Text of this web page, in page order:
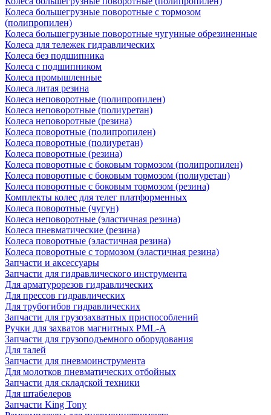
Колеса большегрузные поворотные с тормозом
(полипропилен)
Колеса большегрузные поворотные чугунные обрезиненные
Колеса для тележек гидравлических
Колеса без подшипника
Колеса с подшипником
Колеса промышленные
Колеса литая резина
Колеса неповоротные (полипропилен)
Колеса неповоротные (полиуретан)
Колеса неповоротные (резина)
Колеса поворотные (полипропилен)
Колеса поворотные (полиуретан)
Колеса поворотные (резина)
Колеса поворотные c боковым тормозом (полипропилен)
Колеса поворотные c боковым тормозом (полиуретан)
Колеса поворотные c боковым тормозом (резина)
Комплекты колес для телег платформенных
Колеса поворотные (чугун)
Колеса неповоротные (эластичная резина)
Колеса пневматические (резина)
Колеса поворотные (эластичная резина)
Колеса поворотные c тормозом (эластичная резина)
Запчасти и аксессуары
Запчасти для гидравлического инструмента
Для арматурорезов гидравлических
Для прессов гидравлических
Для трубогибов гидравлических
Запчасти для грузозахватных приспособлений
Ручки для захватов магнитных PML-A
Запчасти для грузоподъемного оборудования
Для талей
Запчасти для пневмоинструмента
Для молотков пневматических отбойных
Запчасти для складской техники
Для штабелеров
Запчасти King Tony